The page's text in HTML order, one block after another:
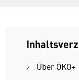
Über ÖKO+